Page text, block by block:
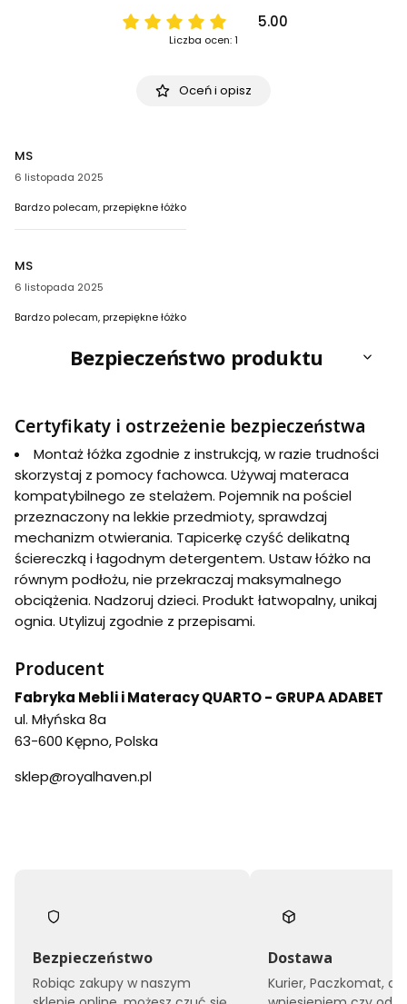
5.00
Liczba ocen: 1
Oceń i opisz
MS
6 listopada 2025
Bardzo polecam, przepiękne łóżko
MS
6 listopada 2025
Bardzo polecam, przepiękne łóżko
Bezpieczeństwo produktu
Certyfikaty i ostrzeżenie bezpieczeństwa
Montaż łóżka zgodnie z instrukcją, w razie trudności
skorzystaj z pomocy fachowca. Używaj materaca
kompatybilnego ze stelażem. Pojemnik na pościel
przeznaczony na lekkie przedmioty, sprawdzaj
mechanizm otwierania. Tapicerkę czyść delikatną
ściereczką i łagodnym detergentem. Ustaw łóżko na
równym podłożu, nie przekraczaj maksymalnego
obciążenia. Nadzoruj dzieci. Produkt łatwopalny, unikaj
ognia. Utylizuj zgodnie z przepisami.
Producent
Fabryka Mebli i Materacy QUARTO - GRUPA ADABET
ul. Młyńska 8a
63-600 Kępno, Polska
sklep@royalhaven.pl
Bezpieczeństwo
Robiąc zakupy w naszym
Dostawa
Kurier, Paczkomat,